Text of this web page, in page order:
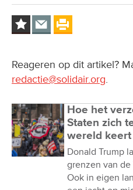
Reageren op dit artikel?
redactie@solidair.org.
Hoe het
Staten zich
wereld keert
Donald Trump
grenzen van
Ook in eigen